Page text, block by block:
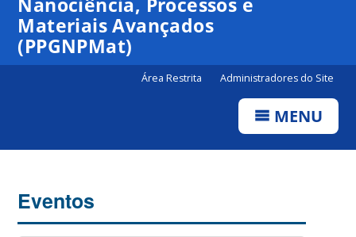
Nanociência, Processos e
Materiais Avançados
(PPGNPMat)
Área Restrita Administradores do Site
MENU
Eventos